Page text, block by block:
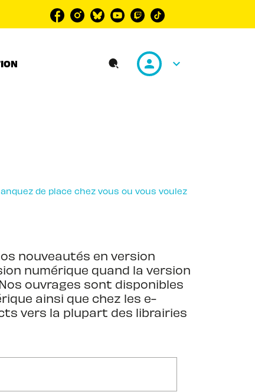
personn keyboard_arrow_down
search
de place chez vous ou vous voulez
nouveautés en version
numérique quand la version
ouvrages sont disponibles
ainsi que chez les e-
vers la plupart des librairies